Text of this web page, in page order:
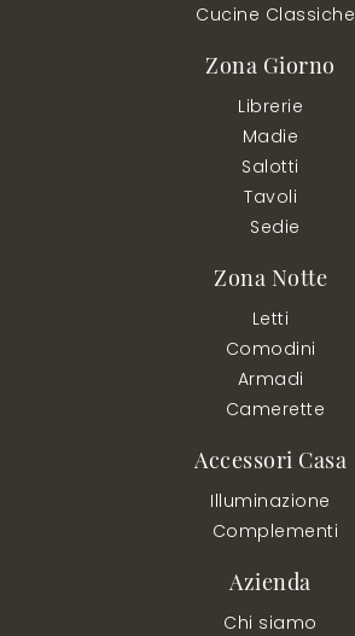
Cucine Classiche
Zona Giorno
Librerie
Madie
Salotti
Tavoli
Sedie
Zona Notte
Letti
Comodini
Armadi
Camerette
Accessori Casa
Illuminazione
Complementi
Azienda
Chi siamo